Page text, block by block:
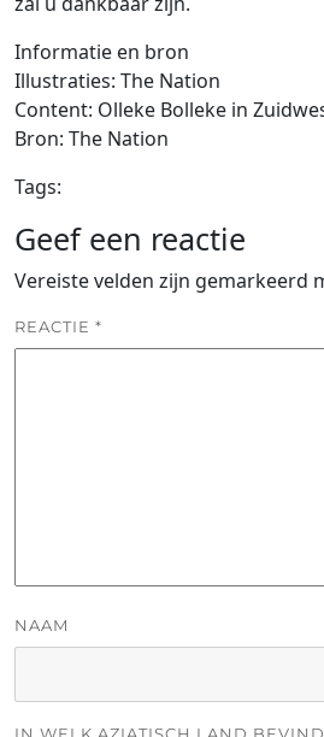
Informatie en bron
Illustraties: The Nation
Content: Olleke Bolleke in
Bron: The Nation
Tags:
Geef een reactie
Vereiste velden zijn gemarkeerd
REACTIE *
NAAM